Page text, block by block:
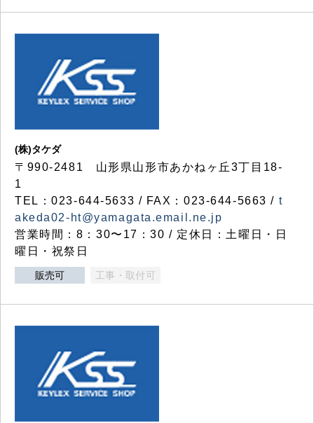
(株)タケダ
〒990-2481 山形県山形市あかねヶ丘3丁目18-
1
TEL：023-644-5633 / FAX：023-644-5663 / t
akeda02-ht@yamagata.email.ne.jp
営業時間：8：30〜17：30 / 定休日：土曜日・日
曜日・祝祭日
販売可 工事・取付可